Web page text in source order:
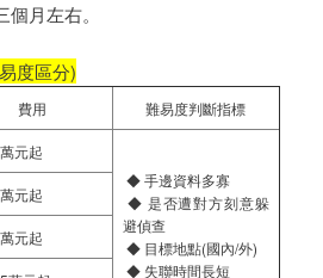
個月左右。
度區分)
費用 難易度判斷指標
元起
◆ 手邊資料多寡
◆ 是否遭對方刻意躲
避偵查
◆ 目標地點(國內/外)
◆ 失聯時間長短
元起
元起